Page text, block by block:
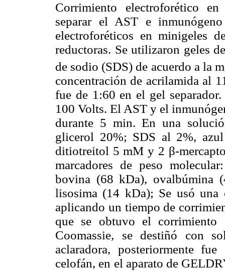
Corrimiento electroforético
separar el AST e
electroforéticos en minigeles
reductoras. Se utilizaron geles
de sodio (SDS) de acuerdo a la
concentración de acrilamida al
fue de 1:60 en el gel
100 Volts. El AST y el
durante 5 min. En una
glicerol 20%; SDS al 2%,
ditiotreitol 5 mM y 2 β-
marcadores de peso
bovina (68 kDa), ovalbúmina
lisosima (14 kDa); Se usó
aplicando un tiempo de
que se obtuvo el
Coomassie, se destiñó con
aclaradora, posteriormente
celofán, en el aparato de